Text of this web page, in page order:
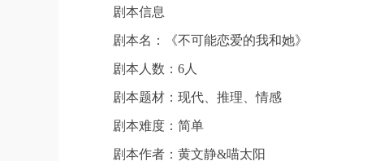
剧本信息
剧本名：《不可能恋爱的我和她》
剧本人数：6人
剧本题材：现代、推理、情感
剧本难度：简单
剧本作者：黄文静&喵太阳